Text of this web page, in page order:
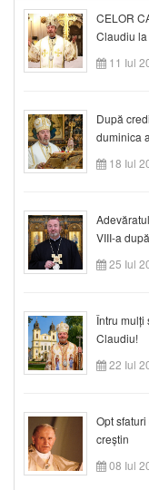
CELOR
Claudiu
11 Iul
După
duminica
18 Iul
VIII-a
25 Iul
Întru mulți
Claudiu!
22 Iul
Opt
creștin
08 Iul